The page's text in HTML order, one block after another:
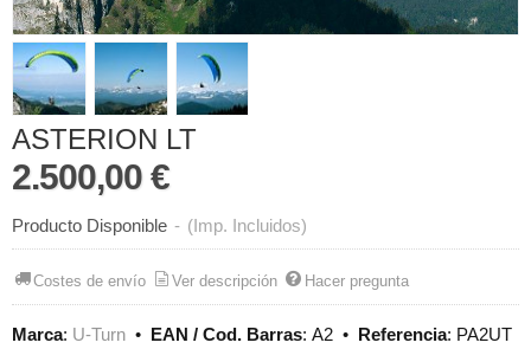
ASTERION LT
2.500,00 €
Producto Disponible - (Imp. Incluidos)
Costes de envío Ver descripción Hacer pregunta
Marca: U-Turn • EAN / Cod. Barras: A2 • Referencia: PA2UT